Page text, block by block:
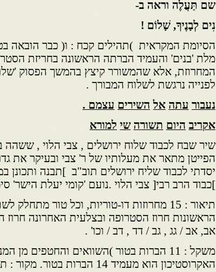
שם תַּעֲלֶה וראה ב-
נִים לְבָנֶיךָ, שָׁלוֹם !
הסיומת המקראית )תהילים קכח : ו( כבר הובאה
מלת 'בנים' והעמיד הברתה הראשונה בחריזת
המחרוזת, אלא שהמשורר קיצץ בהמשך הפסוק
לפנייה נרגשת לשלוח המבורך .
נעבור עתה אל השירים עצמם .
אקריב היום תשורה שי למורא
הפייטן מתאר את מעלותיו של ר' צבי ובעיקר את
יסדתי לכבוד שליח ירושלים תוב"ב ]תבנה
]כבוד הרב רבי[ צבי הלוי .נועם 'קומי יעלת הישר'
הראשונות חרוז הסטרופה ובצלעית האחרונה חרוז
אב, אב / גג , גב / דד , דב / וכו' .
משקל : 11 הברות בטור )השוואים והחטפים
האקרוסטיכון הוא מעמיד 14 הברות בטור. מקור : תהלה לדוד, דף מ ע "א .